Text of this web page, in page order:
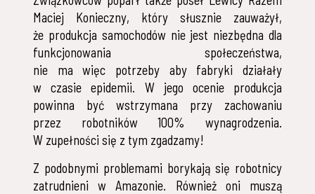
Maciej Konieczny, który słusznie zauważył,
że produkcja samochodów nie jest niezbędna dla
funkcjonowania społeczeństwa,
nie ma więc potrzeby aby fabryki działały
w czasie epidemii. W jego ocenie produkcja
powinna być wstrzymana przy zachowaniu
przez robotników 100% wynagrodzenia.
W zupełności się z tym zgadzamy!
Z podobnymi problemami borykają się robotnicy
zatrudnieni w Amazonie. Również oni muszą